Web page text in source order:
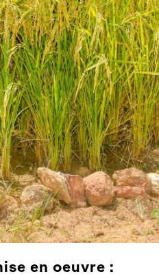
en oeuvre :